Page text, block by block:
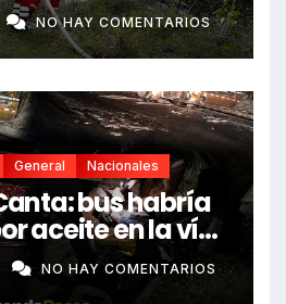
NO HAY COMENTARIOS
General Nacionales
bus habría
aceite en la vía
siniestrado
fallecidos
NO HAY COMENTARIOS